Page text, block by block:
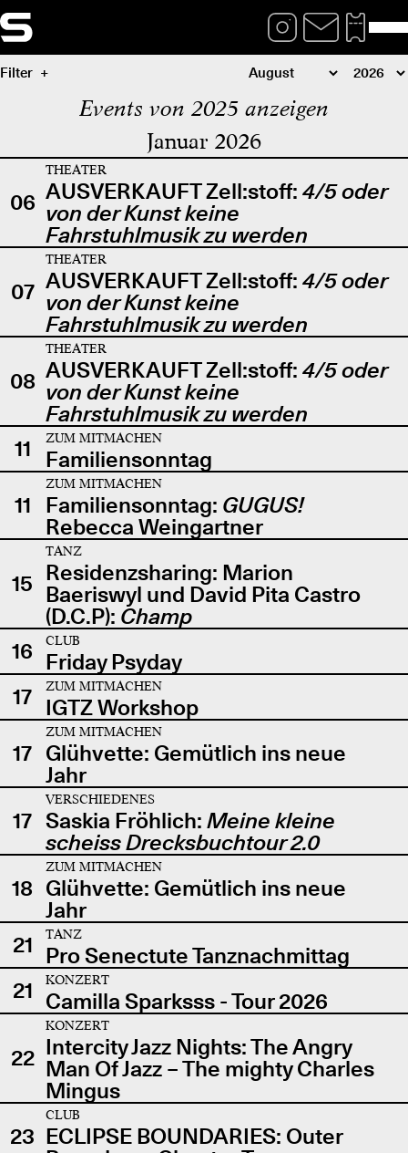
Filter
Events von 2025 anzeigen
Januar 2026
06
THEATER
AUSVERKAUFT Zell:stoff: 4/5 oder
von der Kunst keine
Fahrstuhlmusik zu werden
07
THEATER
AUSVERKAUFT Zell:stoff: 4/5 oder
von der Kunst keine
Fahrstuhlmusik zu werden
08
THEATER
AUSVERKAUFT Zell:stoff: 4/5 oder
von der Kunst keine
Fahrstuhlmusik zu werden
11
ZUM MITMACHEN
Familiensonntag
11
ZUM MITMACHEN
Familiensonntag: GUGUS!
Rebecca Weingartner
15
TANZ
Residenzsharing: Marion
Baeriswyl und David Pita Castro
(D.C.P): Champ
16
CLUB
Friday Psyday
17
ZUM MITMACHEN
IGTZ Workshop
17
ZUM MITMACHEN
Glühvette: Gemütlich ins neue
Jahr
17
VERSCHIEDENES
Saskia Fröhlich: Meine kleine
scheiss Drecksbuchtour 2.0
18
ZUM MITMACHEN
Glühvette: Gemütlich ins neue
Jahr
21
TANZ
Pro Senectute Tanznachmittag
21
KONZERT
Camilla Sparksss - Tour 2026
22
KONZERT
Intercity Jazz Nights: The Angry
Man Of Jazz – The mighty Charles
Mingus
23
CLUB
ECLIPSE BOUNDARIES: Outer